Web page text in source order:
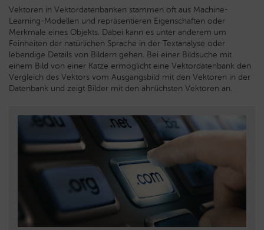
Vektoren in Vektordatenbanken stammen oft aus Machine-
Learning-Modellen und repräsentieren Eigenschaften oder
Merkmale eines Objekts. Dabei kann es unter anderem um
Feinheiten der natürlichen Sprache in der Textanalyse oder
lebendige Details von Bildern gehen. Bei einer Bildsuche mit
einem Bild von einer Katze ermöglicht eine Vektordatenbank den
Vergleich des Vektors vom Ausgangsbild mit den Vektoren in der
Datenbank und zeigt Bilder mit den ähnlichsten Vektoren an.